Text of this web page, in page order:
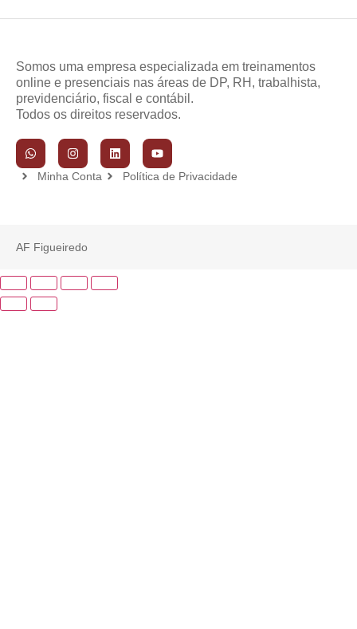
Somos uma empresa especializada em treinamentos
online e presenciais nas áreas de DP, RH, trabalhista,
previdenciário, fiscal e contábil.
Todos os direitos reservados.
Minha Conta Política de Privacidade
AF Figueiredo